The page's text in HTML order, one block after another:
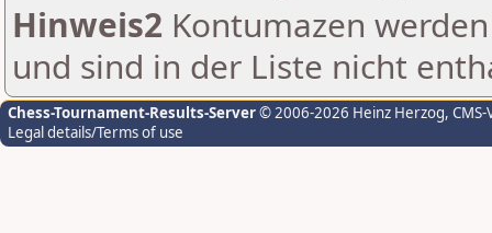
Hinweis2 Kontumazen
und sind in der Liste nicht
Chess-Tournament-Results-Server© 2006-2026 Heinz Herzog,
Legal details/Terms of use